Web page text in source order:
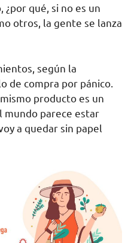
qué, si no es un
otros, la gente se lanza
según la
de compra por pánico.
producto es un
parece estar
a quedar sin papel